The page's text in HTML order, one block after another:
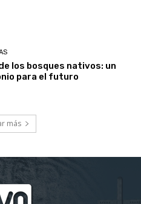
los bosques nativos: un
para el futuro
más